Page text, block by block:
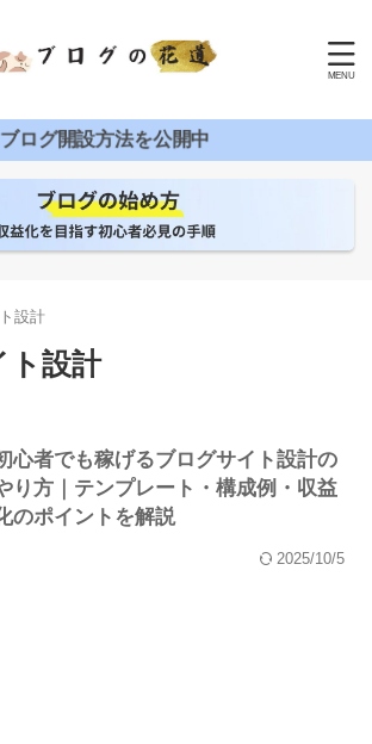
ブログ開設方法を公開中
設計
ト設計
心者でも稼げるブログサイト設計の
り方｜テンプレート・構成例・収益
のポイントを解説
2025/10/5